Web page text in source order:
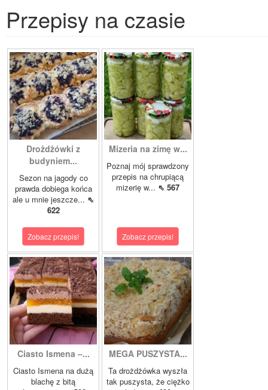
Przepisy na czasie
Drożdżówki z
budyniem...
Sezon na jagody co
prawda dobiega końca
ale u mnie jeszcze... ⇖
622
Zobacz przepis!
Mizeria na zimę w...
Poznaj mój sprawdzony
przepis na chrupiącą
mizerię w... ⇖ 567
Zobacz przepis!
Ciasto Ismena –...
Ciasto Ismena na dużą
blachę z bitą
MEGA PUSZYSTA...
Ta drożdżówka wyszła
tak puszysta, że ciężko